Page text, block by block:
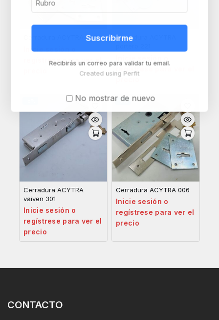
Cerradura ACYTRA 005
Inicie sesión o
regístrese para ver el
Cerradura ACYTRA
precio
Cerradura ACYTRA
vaiven 301
Inicie sesión o
regístrese para ver el
precio
-8%
Cerradura ACYTRA 006
Inicie sesión o
regístrese para ver el
precio
CONTACTO
Suscribirme
Recibirás un correo para validar tu email.
Created using Perfit
No mostrar de nuevo